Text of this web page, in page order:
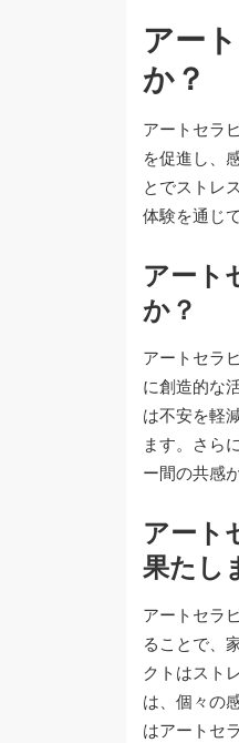
アー
か？
アートセラ
を促進し、
とでストレ
体験を通じ
アート
か？
アートセラ
に創造的な
は不安を軽
ます。さら
ー間の共感
アート
果たし
アートセラ
ることで、
クトはスト
は、個々の
はアートセ